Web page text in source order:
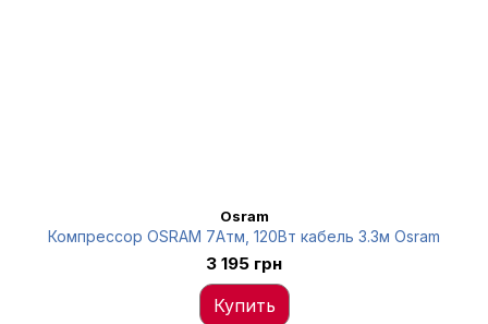
Osram
Компрессор OSRAM 7Атм, 120Вт кабель 3.3м Osram
3 195 грн
Купить